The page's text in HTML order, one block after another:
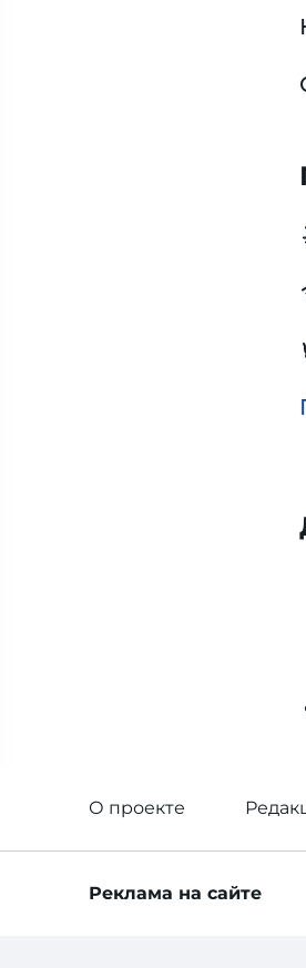
О проекте
Реклама на сайте